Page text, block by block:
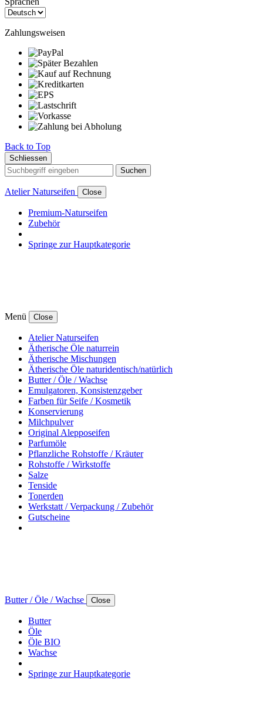
Zahlungsweisen
Back to Top
Schliessen
Suchen
Atelier Naturseifen Close
Premium-Naturseifen
Zubehör
Springe zur Hauptkategorie
Menü Close
Atelier Naturseifen
Ätherische Öle naturrein
Ätherische Mischungen
Ätherische Öle naturidentisch/natürlich
Butter / Öle / Wachse
Emulgatoren, Konsistenzgeber
Farben für Seife / Kosmetik
Konservierung
Milchpulver
Original Alepposeifen
Parfumöle
Pflanzliche Rohstoffe / Kräuter
Rohstoffe / Wirkstoffe
Salze
Tenside
Tonerden
Werkstatt / Verpackung / Zubehör
Gutscheine
Butter / Öle / Wachse Close
Butter
Öle
Öle BIO
Wachse
Springe zur Hauptkategorie